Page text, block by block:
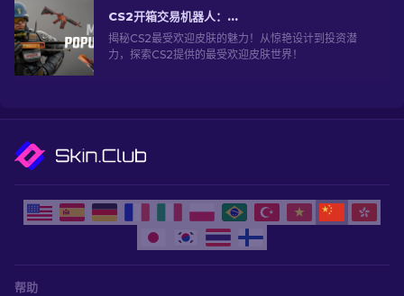
CS2开箱交易机器人：深入探索
揭秘CS2最受欢迎皮肤的魅力！从惊艳设计到投资潜
力，探索CS2提供的最受欢迎皮肤世界！
帮助